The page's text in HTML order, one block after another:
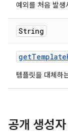
예외를 처음 발
String
getTemplate
템플릿을 대체하
공개 생성자